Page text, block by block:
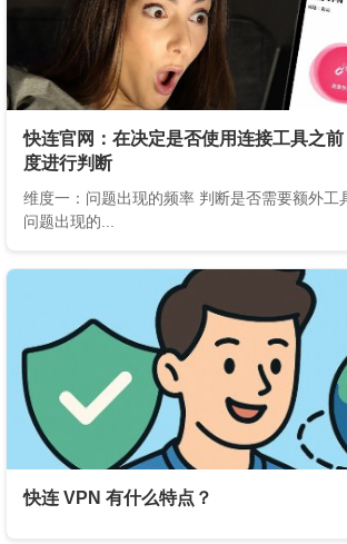
快连官网：在决定是否使用连接工具之
度进行判断
维度一：问题出现的频率 判断是否需要额外工
问题出现的...
快连 VPN 有什么特点？